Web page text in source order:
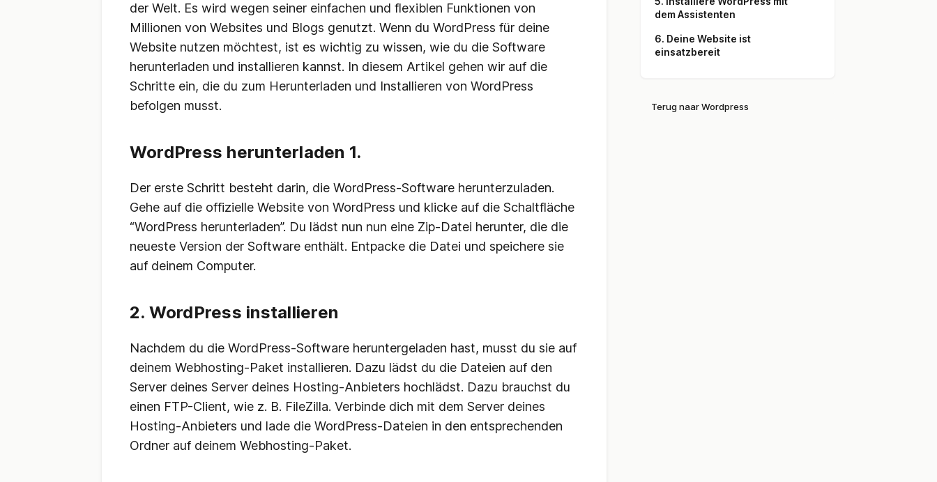
der Welt. Es wird wegen seiner einfachen und flexiblen Funktionen von
Millionen von Websites und Blogs genutzt. Wenn du WordPress für deine
Website nutzen möchtest, ist es wichtig zu wissen, wie du die Software
herunterladen und installieren kannst. In diesem Artikel gehen wir auf die
Schritte ein, die du zum Herunterladen und Installieren von WordPress
befolgen musst.
WordPress herunterladen 1.
Der erste Schritt besteht darin, die WordPress-Software herunterzuladen.
Gehe auf die offizielle Website von WordPress und klicke auf die Schaltfläche
“WordPress herunterladen”. Du lädst nun nun eine Zip-Datei herunter, die die
neueste Version der Software enthält. Entpacke die Datei und speichere sie
auf deinem Computer.
2. WordPress installieren
Nachdem du die WordPress-Software heruntergeladen hast, musst du sie auf
deinem Webhosting-Paket installieren. Dazu lädst du die Dateien auf den
Server deines Server deines Hosting-Anbieters hochlädst. Dazu brauchst du
einen FTP-Client, wie z. B. FileZilla. Verbinde dich mit dem Server deines
Hosting-Anbieters und lade die WordPress-Dateien in den entsprechenden
Ordner auf deinem Webhosting-Paket.
dem Assistenten
6. Deine Website ist
einsatzbereit
Terug naar Wordpress